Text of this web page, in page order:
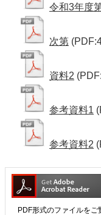
令和3年度
次第
資料2
参考資料1
参考資料2
PDF形式のファイルを